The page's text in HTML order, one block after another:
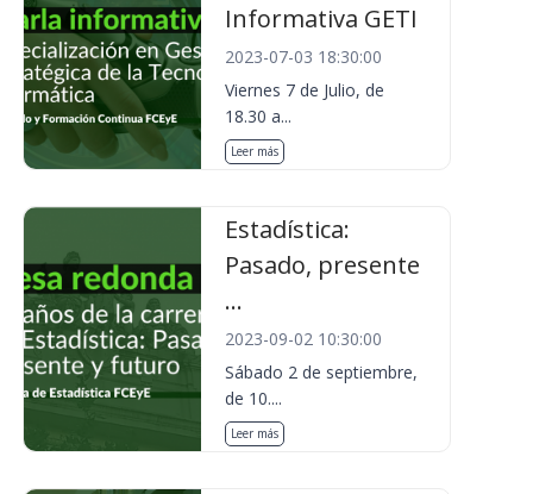
Informativa GETI
2023-07-03 18:30:00
Viernes 7 de Julio, de
18.30 a...
Leer más
Estadística:
Pasado, presente
...
2023-09-02 10:30:00
Sábado 2 de septiembre,
de 10....
Leer más